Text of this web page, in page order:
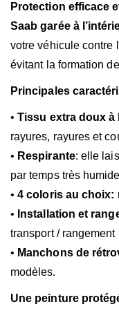
Protection efficace
Saab garée à
votre véhicule contre
évitant la formation
Principales
• Tissu extra doux à
rayures, rayures et
• Respirante: elle
par temps très
•4 coloris au choix:
• Installation et
transport / rangement
• Manchons de
modèles.
Une peinture